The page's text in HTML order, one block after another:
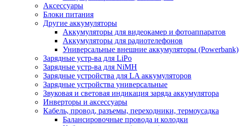
Аксессуары
Блоки питания
Другие аккумуляторы
Аккумуляторы для видеокамер и фотоаппаратов
Аккумуляторы для радиотелефонов
Универсальные внешние аккумуляторы (Powerbank)
Зарядные устр-ва для LiPo
Зарядные устр-ва для NiMH
Зарядные устройства для LA аккумуляторов
Зарядные устройства универсальные
Звуковая и световая индикация заряда аккумулятора
Инверторы и аксессуары
Кабель, провод, разъемы, переходники, термоусадка
Балансировочные провода и колодки